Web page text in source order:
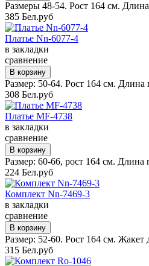
Размеры 48-54. Рост 164 см.
385 Бел.руб
Платье Nn-6077-4
в закладки
сравнение
Размер: 50-64. Рост 164 см. Длина
308 Бел.руб
Платье MF-4738
в закладки
сравнение
Размер: 60-66, рост 164 см. Длина
224 Бел.руб
Комплект Nn-7469-3
в закладки
сравнение
Размер: 52-60. Рост 164 см.
315 Бел.руб